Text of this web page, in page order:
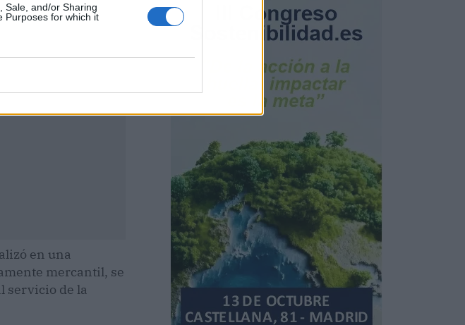
Sale, and/or Sharing
Purposes for which it
en una
mercantil, se
servicio de la